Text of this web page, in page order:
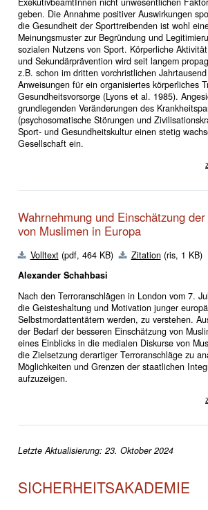
geben. Die Annahme positiver Auswirkungen
die Gesundheit der Sporttreibenden ist wohl
Meinungsmuster zur Begründung und
sozialen Nutzens von Sport. Körperliche
und Sekundärprävention wird seit langem
z.B. schon im dritten vorchristlichen
Anweisungen für ein organisiertes körperliches
Gesundheitsvorsorge (Lyons et al. 1985).
grundlegenden Veränderungen des
(psychosomatische Störungen und
Sport- und Gesundheitskultur einen stetig
Gesellschaft ein.
Wahrnehmung und Einschätzung
von Muslimen in Europa
Volltext(pdf, 464 KB) Zitation(ris, 1 KB)
Alexander Schahbasi
Nach den Terroranschlägen in London vom 7.
die Geisteshaltung und Motivation junger
Selbstmordattentätern werden, zu verstehen.
der Bedarf der besseren Einschätzung von
eines Einblicks in die medialen Diskurse von
die Zielsetzung derartiger Terroranschläge zu
Möglichkeiten und Grenzen der staatlichen
aufzuzeigen.
Letzte Aktualisierung: 23. Oktober 2024
SICHERHEITSAKADEMIE